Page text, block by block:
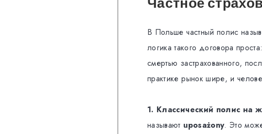
В Польше частный полис
логика такого договора
смертью застрахованного,
практике рынок шире, и
1. Классический полис на
называют uposażony. Это